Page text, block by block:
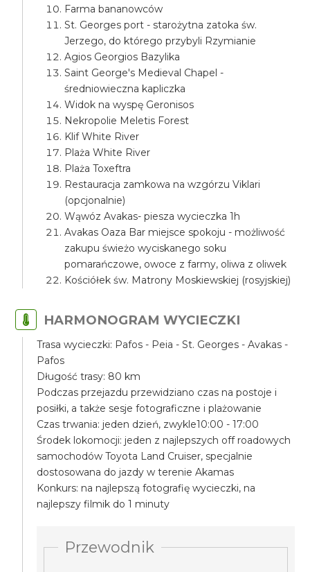
Farma bananowców
St. Georges port - starożytna zatoka św.
Jerzego, do którego przybyli Rzymianie
Agios Georgios Bazylika
Saint George's Medieval Chapel -
średniowieczna kapliczka
Widok na wyspę Geronisos
Nekropolie Meletis Forest
Klif White River
Plaża White River
Plaża Toxeftra
Restauracja zamkowa na wzgórzu Viklari
(opcjonalnie)
Wąwóz Avakas- piesza wycieczka 1h
Avakas Oaza Bar miejsce spokoju - możliwość
zakupu świeżo wyciskanego soku
pomarańczowe, owoce z farmy, oliwa z oliwek
Kościółek św. Matrony Moskiewskiej (rosyjskiej)
HARMONOGRAM WYCIECZKI
Trasa wycieczki: Pafos - Peia - St. Georges - Avakas -
Pafos
Długość trasy: 80 km
Podczas przejazdu przewidziano czas na postoje i
posiłki, a także sesje fotograficzne i plażowanie
Czas trwania: jeden dzień, zwykle10:00 - 17:00
Środek lokomocji: jeden z najlepszych off roadowych
samochodów Toyota Land Cruiser, specjalnie
dostosowana do jazdy w terenie Akamas
Konkurs: na najlepszą fotografię wycieczki, na
najlepszy filmik do 1 minuty
Przewodnik